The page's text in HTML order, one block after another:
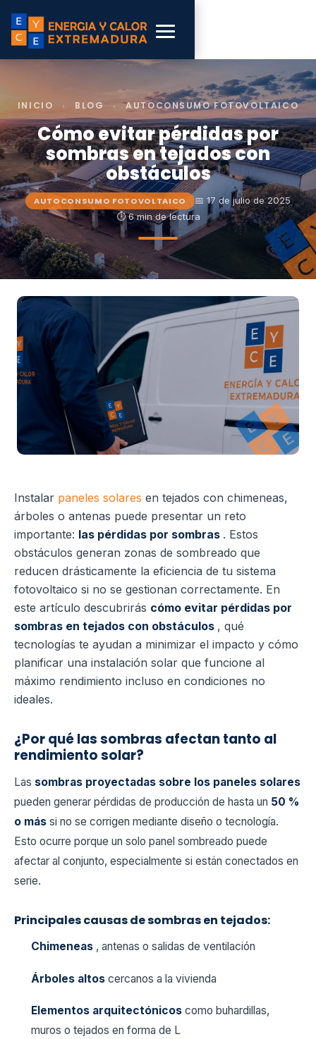
INICIO › BLOG › AUTOCONSUMO FOTOVOLTAICO
Cómo evitar pérdidas por
sombras en tejados con
obstáculos
AUTOCONSUMO FOTOVOLTAICO
📅 17 de julio de 2025
⏱ 6 min de lectura
Instalar paneles solares en tejados con chimeneas,
árboles o antenas puede presentar un reto
importante: las pérdidas por sombras . Estos
obstáculos generan zonas de sombreado que
reducen drásticamente la eficiencia de tu sistema
fotovoltaico si no se gestionan correctamente. En
este artículo descubrirás cómo evitar pérdidas por
sombras en tejados con obstáculos , qué
tecnologías te ayudan a minimizar el impacto y cómo
planificar una instalación solar que funcione al
máximo rendimiento incluso en condiciones no
ideales.
¿Por qué las sombras afectan tanto al
rendimiento solar?
Las sombras proyectadas sobre los paneles solares
pueden generar pérdidas de producción de hasta un 50 %
o más si no se corrigen mediante diseño o tecnología.
Esto ocurre porque un solo panel sombreado puede
afectar al conjunto, especialmente si están conectados en
serie.
Principales causas de sombras en tejados:
Chimeneas , antenas o salidas de ventilación
Árboles altos cercanos a la vivienda
Elementos arquitectónicos como buhardillas,
muros o tejados en forma de L